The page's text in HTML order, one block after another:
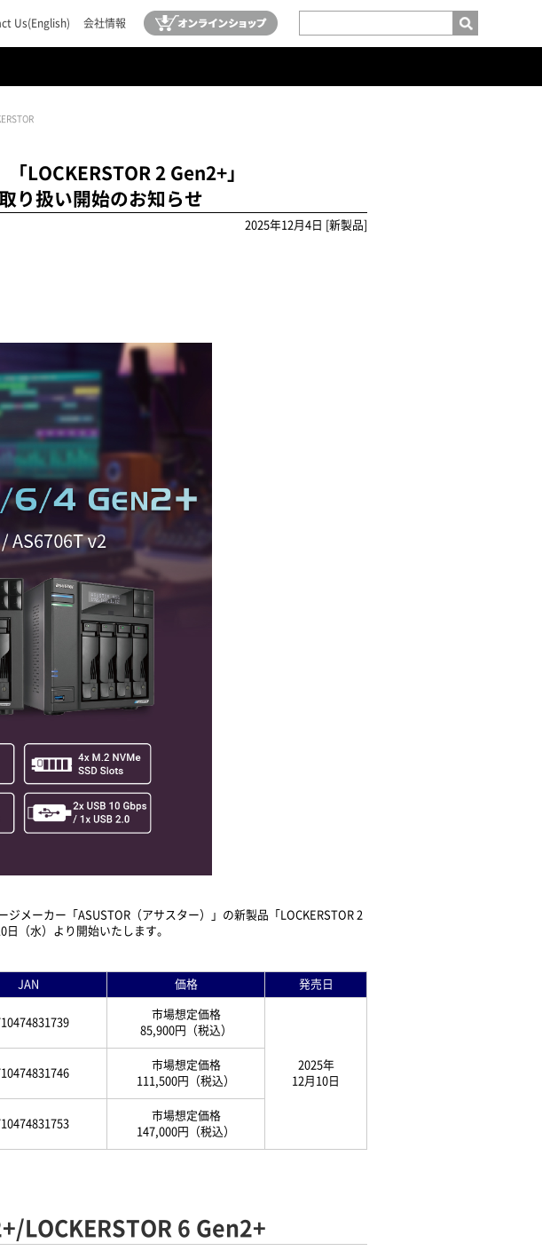
Us(English) 会社情報
LOCKERSTOR 2 Gen2+」
り扱い開始のお知らせ
2025年12月4日 [新製品]
メーカー「ASUSTOR（アサスター）」の新製品「LOCKERSTOR 2
日（水）より開始いたします。
JAN 価格 発売日
市場想定価格
85,900円（税込）
2025年
12月10日
市場想定価格
111,500円
（税込）
市場想定価格
147,000円
（税込）
LOCKERSTOR 6 Gen2+